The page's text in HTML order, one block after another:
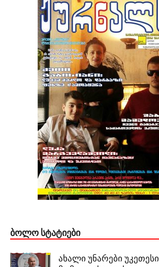
ᲑᲝᲚᲝ ᲡᲢᲐᲢᲘᲔᲑᲘ
ახალი უნარები უკეთესი